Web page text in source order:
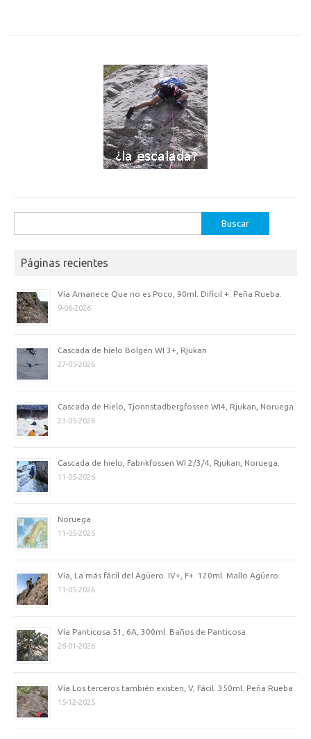
Páginas recientes
Vía Amanece Que no es Poco, 90ml. Difícil +. Peña Rueba.
9-06-2026
Cascada de hielo Bolgen WI 3+, Rjukan
27-05-2026
Cascada de Hielo, Tjonnstadbergfossen WI4, Rjukan, Noruega.
23-05-2026
Cascada de hielo, Fabrikfossen WI 2/3/4, Rjukan, Noruega.
11-05-2026
Noruega
11-05-2026
Vía, La más fácil del Agüero. IV+, F+. 120ml. Mallo Agüero.
11-05-2026
Vía Panticosa 51, 6A, 300ml. Baños de Panticosa.
26-01-2026
Vía Los terceros también existen, V, Fácil. 350ml. Peña Rueba.
15-12-2025